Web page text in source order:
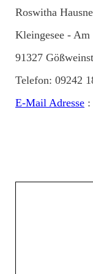
Roswitha
Kleingesee -
91327
Telefon: 09242
E-Mail Adresse :